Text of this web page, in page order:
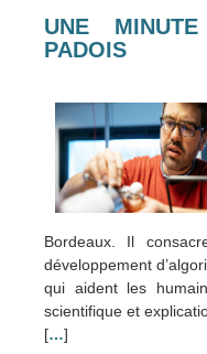
UNE
PADOIS
Bordeaux. Il
développement
qui aident les
scientifique et
[…]